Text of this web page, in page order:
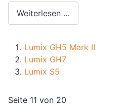
Weiterlesen …
Lumix GH5 Mark II
Lumix GH7
Lumix S5
Seite 11 von 20